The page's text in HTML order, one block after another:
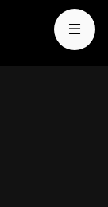
錢包僅爲一種
三方平臺交互，
服務，也不對